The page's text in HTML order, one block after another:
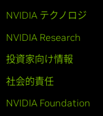
NVIDIA テクノロジ
NVIDIA Research
投資家向け情報
社会的責任
NVIDIA Foundation